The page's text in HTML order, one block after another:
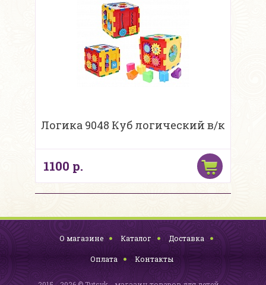
Логика 9048 Куб логический в/к
1100 р.
О магазине Каталог Доставка
Оплата Контакты